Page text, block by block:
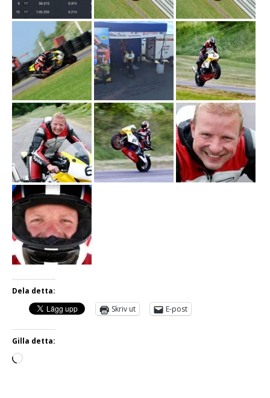
Dela detta:
Skriv ut
E-post
Gilla detta: